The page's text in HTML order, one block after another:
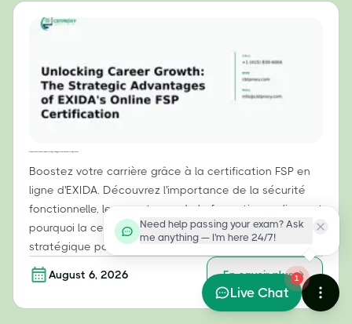
Boostez votre carrière grâce à la certification FSP en
ligne d'EXIDA. Découvrez l'importance de la sécurité
fonctionnelle, les avantages de la formation en ligne et
pourquoi la certification FSP représente un atout
stratégique pour votre carrière.
August 6, 2026 En savoir plus
Need help passing your exam? Ask
me anything — I'm here 24/7!
1
Live Chat